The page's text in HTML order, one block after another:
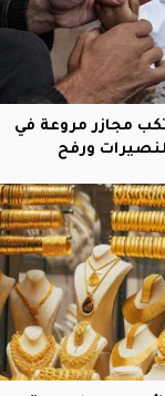
مجازر مروعة في
ورفح